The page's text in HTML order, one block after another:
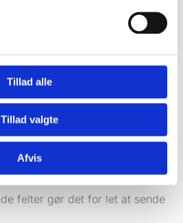
Tillad alle
Tillad valgte
Afvis
findes stadig. Hvis din side
tungt eller besværligt. En
skjulte felter, server-side
af åbenlyst falske mønstre
Mange springer det over,
Men den virker ikke, hvis
er skrald.
felter gør det for let at sende